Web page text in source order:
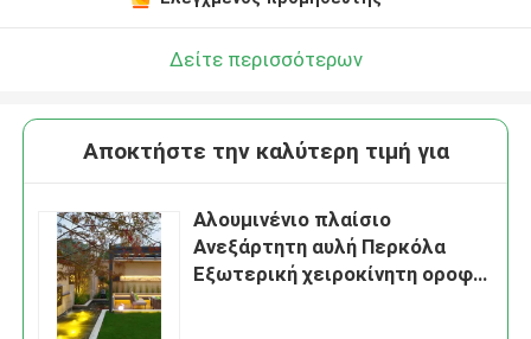
Δείτε περισσότερων
Αποκτήστε την καλύτερη τιμή για
Αλουμινένιο πλαίσιο
Ανεξάρτητη αυλή Περκόλα
Εξωτερική χειροκίνητη οροφή